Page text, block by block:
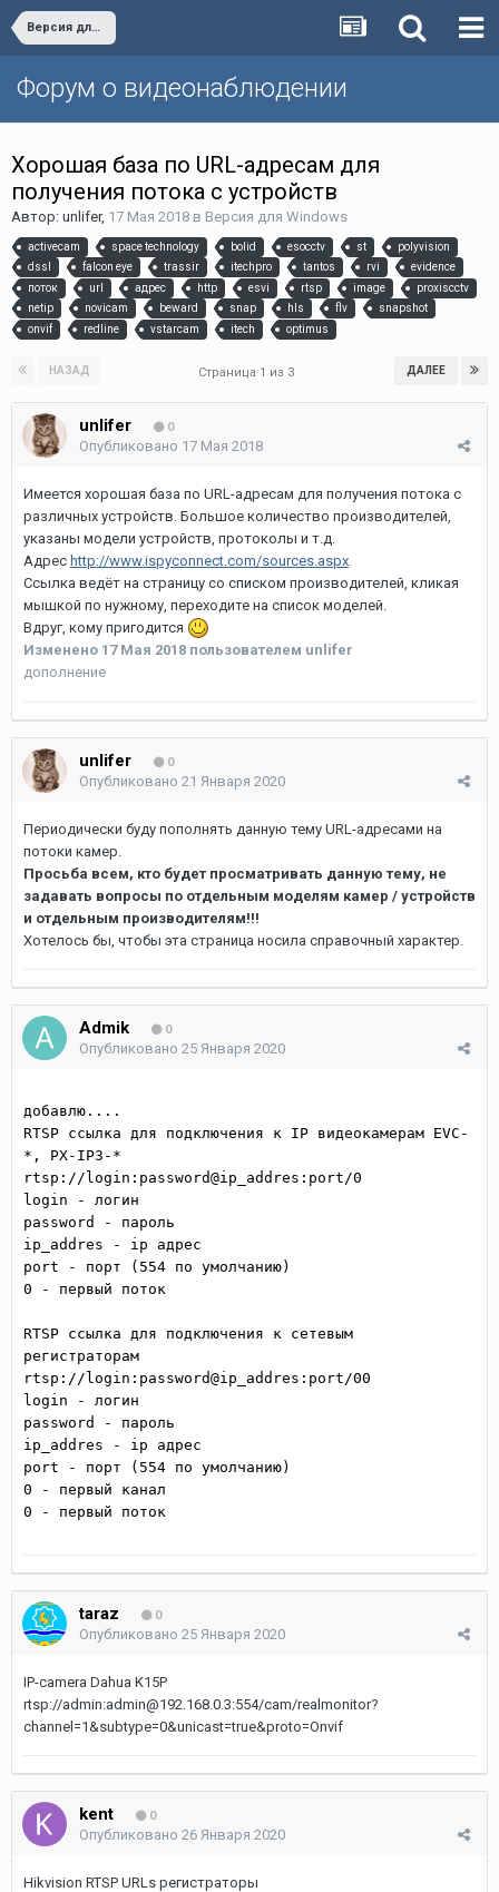
Версия для Windows
Форум о видеонаблюдении
Хорошая база по URL-адресам для
получения потока с устройств
Автор: unlifer, 17 Мая 2018 в Версия для Windows
activecam space technology bolid esocctv st
polyvision
dssl
falcon eye trassir itechpro tantos rvi
evidence
поток
url адрес http esvi rtsp image
proxiscctv
netip
novicam beward snap hls flv
snapshot
onvif
redline vstarcam itech optimus
НАЗАД ДАЛЕЕ
Страница 1 из 3
unlifer 0
Опубликовано 17 Мая 2018
Имеется хорошая база по URL-адресам для получения потока с
различных устройств. Большое количество производителей,
указаны модели устройств, протоколы и т.д.
Адрес http://www.ispyconnect.com/sources.aspx
Ссылка ведёт на страницу со списком производителей, кликая
мышкой по нужному, переходите на список моделей.
Вдруг, кому пригодится
Изменено 17 Мая 2018 пользователем unlifer
дополнение
unlifer 0
Опубликовано 21 Января 2020
Периодически буду пополнять данную тему URL-адресами на
потоки камер.
Просьба всем, кто будет просматривать данную тему, не
задавать вопросы по отдельным моделям камер / устройств
и отдельным производителям!!!
Хотелось бы, чтобы эта страница носила справочный характер.
Admik 0
Опубликовано 25 Января 2020
добавлю....
RTSP ссылка для подключения к IP видеокамерам EVC-
*, PX-IP3-*
rtsp://login:password@ip_addres:port/0
login - логин
password - пароль
ip_addres - ip адрес
port - порт (554 по умолчанию)
0 - первый поток
RTSP ссылка для подключения к сетевым
регистраторам
rtsp://login:password@ip_addres:port/00
login - логин
password - пароль
ip_addres - ip адрес
port - порт (554 по умолчанию)
0 - первый канал
0 - первый поток
taraz 0
Опубликовано 25 Января 2020
IP-camera Dahua K15P
rtsp://admin:admin@192.168.0.3:554/cam/realmonitor?
channel=1&subtype=0&unicast=true&proto=Onvif
kent 0
Опубликовано 26 Января 2020
Hikvision RTSP URLs регистраторы